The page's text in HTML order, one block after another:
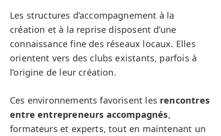
Les structures d’accompagnement à la
création et à la reprise disposent d’une
connaissance fine des réseaux locaux. Elles
orientent vers des clubs existants, parfois à
l’origine de leur création.
Ces environnements favorisent les rencontres
entre entrepreneurs accompagnés,
formateurs et experts, tout en maintenant un